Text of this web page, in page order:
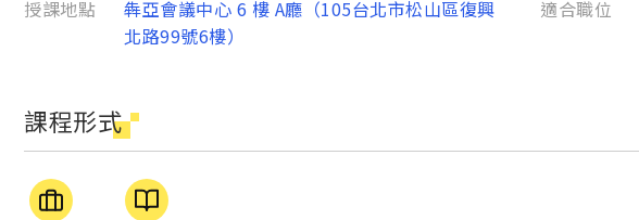
授課地點
犇亞會議中心 6 樓 A廳（105台北市松山區復興
北路99號6樓）
適合職位
課程形式